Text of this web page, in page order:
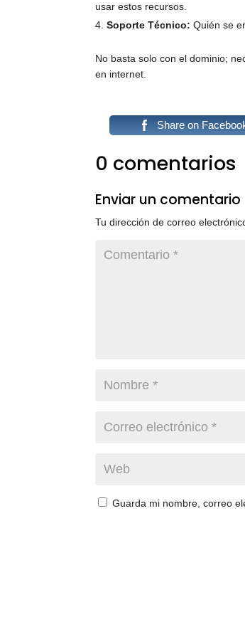
usar estos recursos.
Soporte Técnico: Quién se
No basta solo con el dominio;
en internet.
Share on
0 comentarios
Enviar un comentario
Tu dirección de correo
Guarda mi nombre, correo